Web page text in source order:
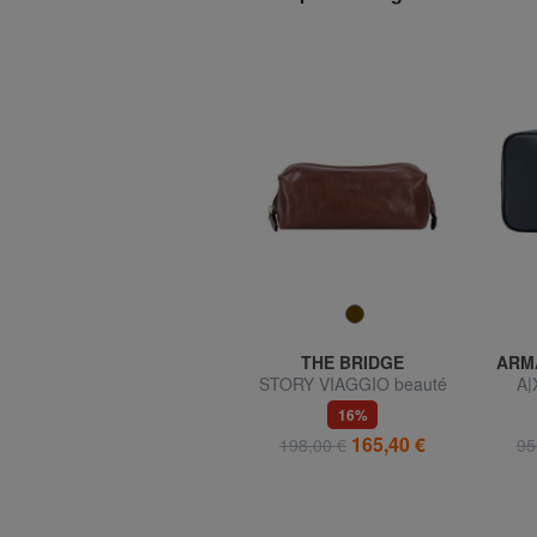
THE BRIDGE
STORY VIAGGIO beauté
du cuir
16%
198,00 € 165,40 €